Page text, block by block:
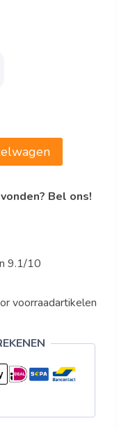
Bel ons!
9.1/10
voorraadartikelen